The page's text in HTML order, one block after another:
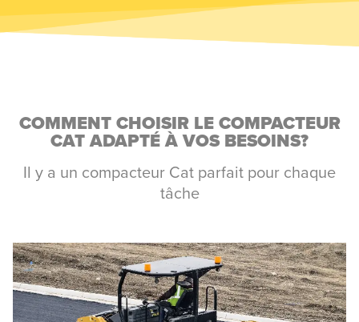
COMMENT CHOISIR LE COMPACTEUR
CAT ADAPTÉ À VOS BESOINS?
Il y a un compacteur Cat parfait pour chaque
tâche